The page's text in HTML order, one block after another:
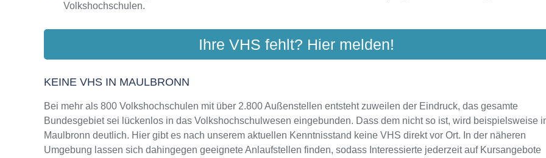
Volkshochschulen.
Ihre VHS fehlt? Hier melden!
KEINE VHS IN MAULBRONN
Bei mehr als 800 Volkshochschulen mit über 2.800 Außenstellen entsteht zuweilen der Eindruck, das gesamte
Bundesgebiet sei lückenlos in das Volkshochschulwesen eingebunden. Dass dem nicht so ist, wird beispielsweise
Maulbronn deutlich. Hier gibt es nach unserem aktuellen Kenntnisstand keine VHS direkt vor Ort. In der näheren
Umgebung lassen sich dahingegen geeignete Anlaufstellen finden, sodass Interessierte jederzeit auf Kursangebote